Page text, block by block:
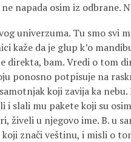
napada osim iz odbrane.
univerzuma. Tu smo svi
kaže da je glup k’o
direkta, bam. Vredi o tom
ponosno potpisuje na
koji zavija ka
i slali mu pakete koji su
živeli u njegovo ime. B. u
znači veštinu, i misli o